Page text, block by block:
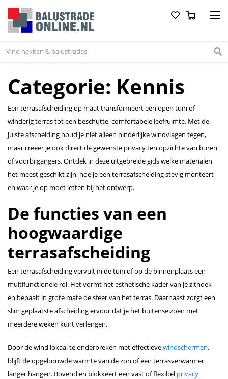
Categorie: Kennis
Een terrasafscheiding op maat transformeert een open tuin of
winderig terras tot een beschutte, comfortabele leefruimte. Met de
juiste afscheiding houd je niet alleen hinderlijke windvlagen tegen,
maar creëer je ook direct de gewenste privacy ten opzichte van buren
of voorbijgangers. Ontdek in deze uitgebreide gids welke materialen
het meest geschikt zijn, hoe je een terrasafscheiding stevig monteert
en waar je op moet letten bij het ontwerp.
De functies van een
hoogwaardige
terrasafscheiding
Een terrasafscheiding vervult in de tuin of op de binnenplaats een
multifunctionele rol. Het vormt het esthetische kader van je zithoek
en bepaalt in grote mate de sfeer van het terras. Daarnaast zorgt een
slim geplaatste afscheiding ervoor dat je het buitenseizoen met
meerdere weken kunt verlengen.
Door de wind lokaal te onderbreken met effectievewindschermen,
blijft de opgebouwde warmte van de zon of een terrasverwarmer
langer hangen. Bovendien blokkeert een vast of flexibel privacy